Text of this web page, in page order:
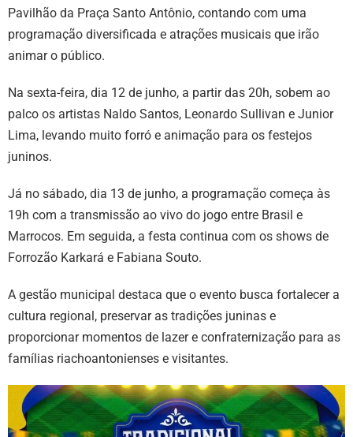
Pavilhão da Praça Santo Antônio, contando com uma
programação diversificada e atrações musicais que irão
animar o público.
Na sexta-feira, dia 12 de junho, a partir das 20h, sobem ao
palco os artistas Naldo Santos, Leonardo Sullivan e Junior
Lima, levando muito forró e animação para os festejos
juninos.
Já no sábado, dia 13 de junho, a programação começa às
19h com a transmissão ao vivo do jogo entre Brasil e
Marrocos. Em seguida, a festa continua com os shows de
Forrozão Karkará e Fabiana Souto.
A gestão municipal destaca que o evento busca fortalecer a
cultura regional, preservar as tradições juninas e
proporcionar momentos de lazer e confraternização para as
famílias riachoantonienses e visitantes.